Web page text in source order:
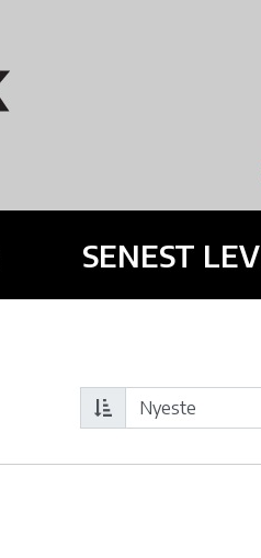
SENEST